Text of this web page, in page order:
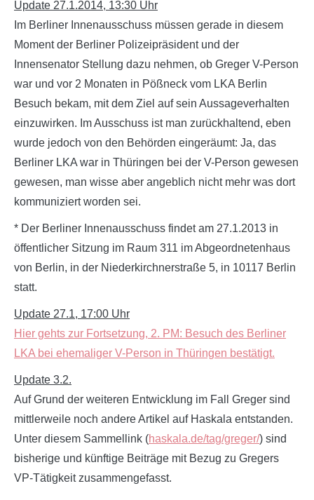
Update 27.1.2014, 13:30 Uhr
Im Berliner Innenausschuss müssen gerade in diesem
Moment der Berliner Polizeipräsident und der
Innensenator Stellung dazu nehmen, ob Greger V-Person
war und vor 2 Monaten in Pößneck vom LKA Berlin
Besuch bekam, mit dem Ziel auf sein Aussageverhalten
einzuwirken. Im Ausschuss ist man zurückhaltend, eben
wurde jedoch von den Behörden eingeräumt: Ja, das
Berliner LKA war in Thüringen bei der V-Person gewesen
gewesen, man wisse aber angeblich nicht mehr was dort
kommuniziert worden sei.
* Der Berliner Innenausschuss findet am 27.1.2013 in
öffentlicher Sitzung im Raum 311 im Abgeordnetenhaus
von Berlin, in der Niederkirchnerstraße 5, in 10117 Berlin
statt.
Update 27.1, 17:00 Uhr
Hier gehts zur Fortsetzung, 2. PM: Besuch des Berliner
LKA bei ehemaliger V-Person in Thüringen bestätigt.
Update 3.2.
Auf Grund der weiteren Entwicklung im Fall Greger sind
mittlerweile noch andere Artikel auf Haskala entstanden.
Unter diesem Sammellink (haskala.de/tag/greger/) sind
bisherige und künftige Beiträge mit Bezug zu Gregers
VP-Tätigkeit zusammengefasst.